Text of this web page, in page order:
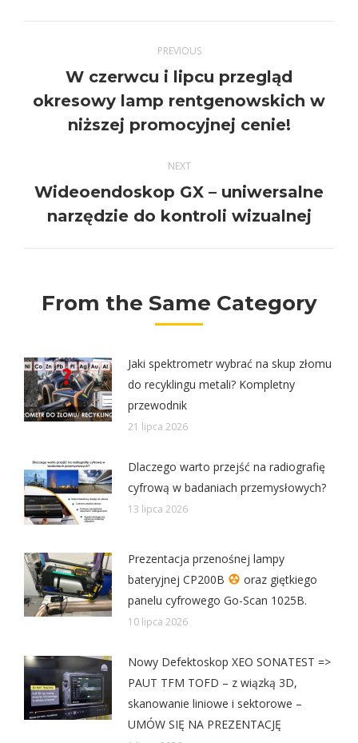
navigation
PREVIOUS
Previous
post:
W czerwcu i lipcu przegląd
okresowy lamp rentgenowskich w
niższej promocyjnej cenie!
NEXT
Next
post:
Wideoendoskop GX – uniwersalne
narzędzie do kontroli wizualnej
From the Same Category
Jaki spektrometr wybrać na skup złomu
do recyklingu metali? Kompletny
przewodnik
21 lipca 2026
Dlaczego warto przejść na radiografię
cyfrową w badaniach przemysłowych?
13 lipca 2026
Prezentacja przenośnej lampy
bateryjnej CP200B
oraz giętkiego
panelu cyfrowego Go-Scan 1025B.
10 lipca 2026
Nowy Defektoskop XEO SONATEST =>
PAUT TFM TOFD – z wiązką 3D,
skanowanie liniowe i sektorowe –
UMÓW SIĘ NA PREZENTACJĘ